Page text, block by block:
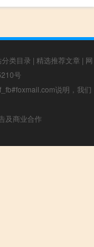
分类目录 | 精选推荐文章 | 网
号
说明，我们
及商业合作